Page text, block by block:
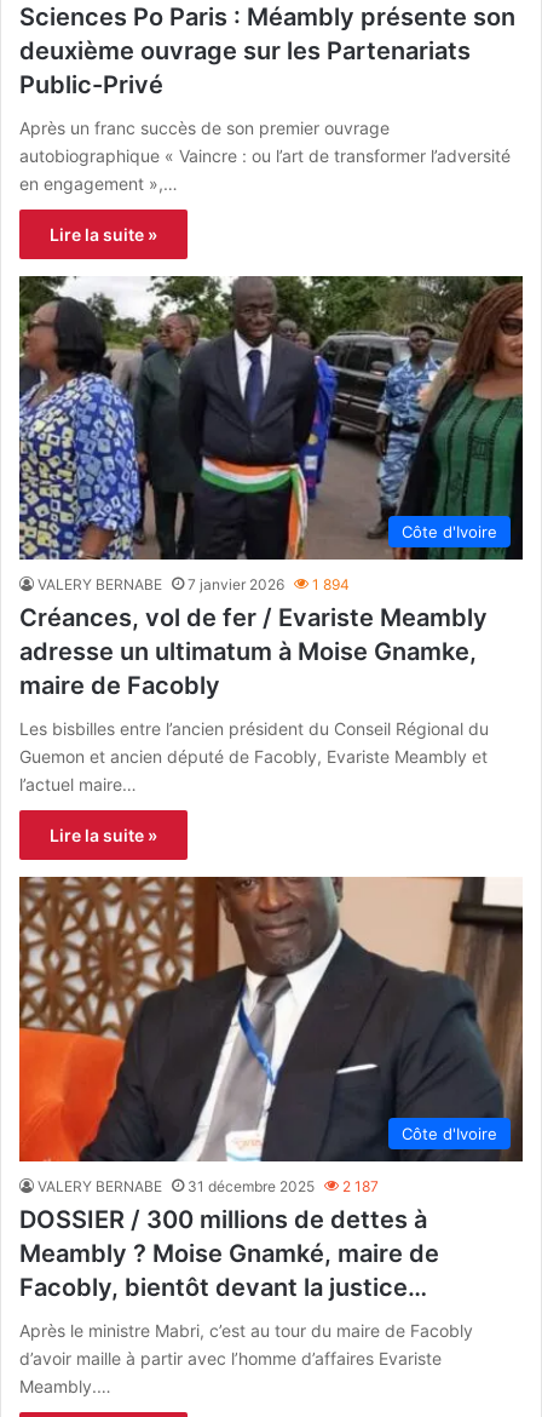
Sciences Po Paris : Méambly présente son
deuxième ouvrage sur les Partenariats
Public-Privé
Après un franc succès de son premier ouvrage
autobiographique « Vaincre : ou l’art de transformer l’adversité
en engagement »,…
Lire la suite »
Côte d'Ivoire
VALERY BERNABE 7 janvier 2026 1 894
Créances, vol de fer / Evariste Meambly
adresse un ultimatum à Moise Gnamke,
maire de Facobly
Les bisbilles entre l’ancien président du Conseil Régional du
Guemon et ancien député de Facobly, Evariste Meambly et
l’actuel maire…
Lire la suite »
Côte d'Ivoire
VALERY BERNABE 31 décembre 2025 2 187
DOSSIER / 300 millions de dettes à
Meambly ? Moise Gnamké, maire de
Facobly, bientôt devant la justice…
Après le ministre Mabri, c’est au tour du maire de Facobly
d’avoir maille à partir avec l’homme d’affaires Evariste
Meambly.…